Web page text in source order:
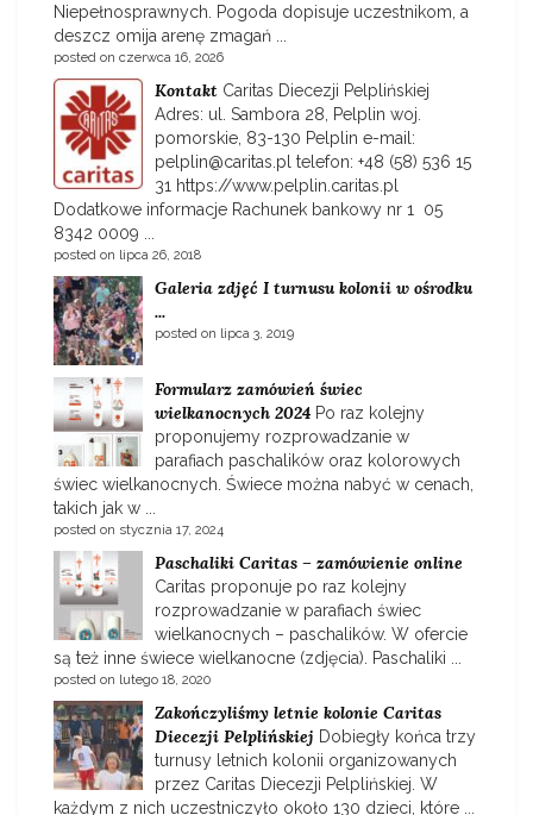
Niepełnosprawnych. Pogoda dopisuje uczestnikom, a
deszcz omija arenę zmagań ...
posted on czerwca 16, 2026
Kontakt Caritas Diecezji Pelplińskiej
Adres: ul. Sambora 28, Pelplin woj.
pomorskie, 83-130 Pelplin e-mail:
pelplin@caritas.pl telefon: +48 (58) 536 15
31 https://www.pelplin.caritas.pl
Dodatkowe informacje Rachunek bankowy nr 1 05
8342 0009 ...
posted on lipca 26, 2018
Galeria zdjęć I turnusu kolonii w ośrodku
...
posted on lipca 3, 2019
Formularz zamówień świec
wielkanocnych 2024 Po raz kolejny
proponujemy rozprowadzanie w
parafiach paschalików oraz kolorowych
świec wielkanocnych. Świece można nabyć w cenach,
takich jak w ...
posted on stycznia 17, 2024
Paschaliki Caritas – zamówienie online
Caritas proponuje po raz kolejny
rozprowadzanie w parafiach świec
wielkanocnych – paschalików. W ofercie
są też inne świece wielkanocne (zdjęcia). Paschaliki ...
posted on lutego 18, 2020
Zakończyliśmy letnie kolonie Caritas
Diecezji Pelplińskiej Dobiegły końca trzy
turnusy letnich kolonii organizowanych
przez Caritas Diecezji Pelplińskiej. W
każdym z nich uczestniczyło około 130 dzieci, które ...